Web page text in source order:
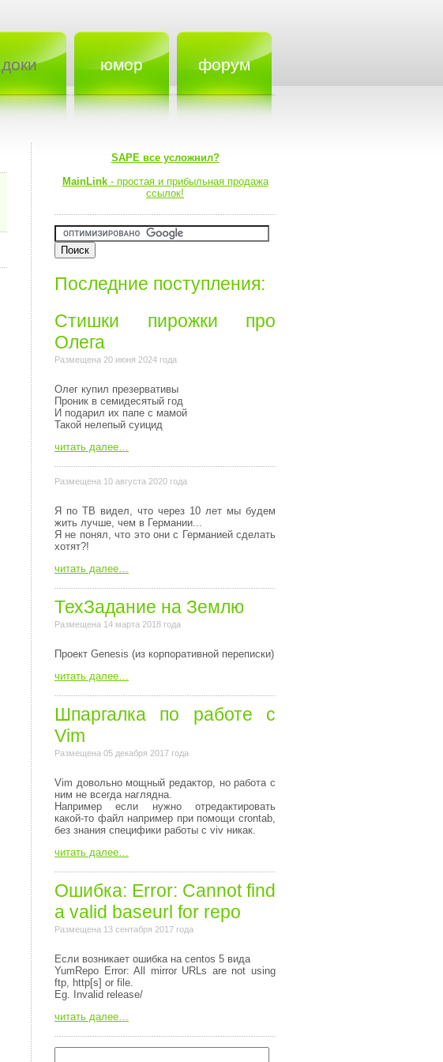
доки юмор форум
SAPE все усложнил?
MainLink- простая и прибыльная продажа
ссылок!
Последние поступления:
Стишки пирожки про
Олега⁠⁠
Размещена 20 июня 2024 года
Олег купил презервативы
Проник в семидесятый год
И подарил их папе с мамой
Такой нелепый суицид
читать далее…
Размещена 10 августа 2020 года
Я по ТВ видел, что через 10 лет мы будем
жить лучше, чем в Германии...
Я не понял, что это они с Германией сделать
хотят?!
читать далее…
ТехЗадание на Землю
Размещена 14 марта 2018 года
Пpоект Genesis (из коpпоpативной пеpеписки)
читать далее…
Шпаргалка по работе с
Vim
Размещена 05 декабря 2017 года
Vim довольно мощный редактор, но работа с
ним не всегда наглядна.
Например если нужно отредактировать
какой-то файл например при помощи crontab,
без знания специфики работы с viv никак.
читать далее…
Ошибка: Error: Cannot find
a valid baseurl for repo
Размещена 13 сентабря 2017 года
Если возникает ошибка на centos 5 вида
YumRepo Error: All mirror URLs are not using
ftp, http[s] or file.
Eg. Invalid release/
читать далее…